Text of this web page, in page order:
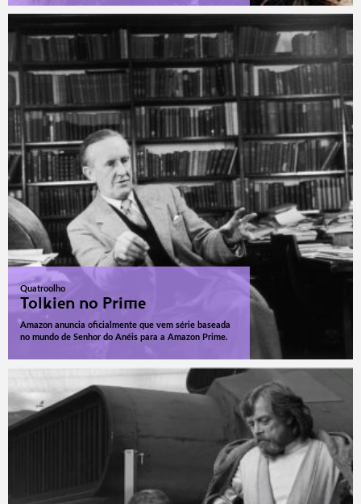
Quatroolho
Tolkien no Prime
Amazon anuncia oficialmente que vem série baseada
no mundo de Senhor do Anéis para a Amazon Prime.